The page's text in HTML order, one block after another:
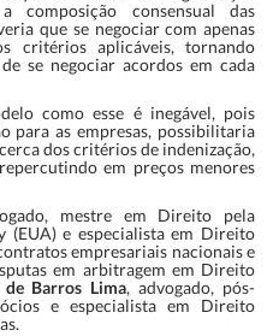
composição consensual das
que se negociar com apenas
critérios aplicáveis, tornando
se negociar acordos em cada
como esse é inegável, pois
para as empresas, possibilitaria
dos critérios de indenização,
em preços menores
mestre em Direito pela
(EUA) e especialista em Direito
empresariais nacionais e
em arbitragem em Direito
de Barros Lima, advogado, pós-
e especialista em Direito